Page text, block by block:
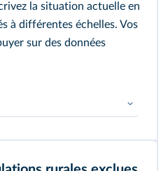
la situation actuelle en
à différentes échelles. Vos
sur des données